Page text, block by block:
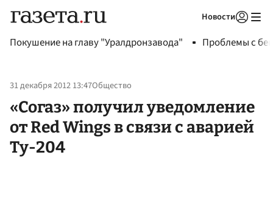
Новости
Покушение на главу "Уралдронзавода" Проблемы с
31 декабря 2012 13:47Общество
«Согаз» получил уведомление
от Red Wings в связи с аварией
Ту-204